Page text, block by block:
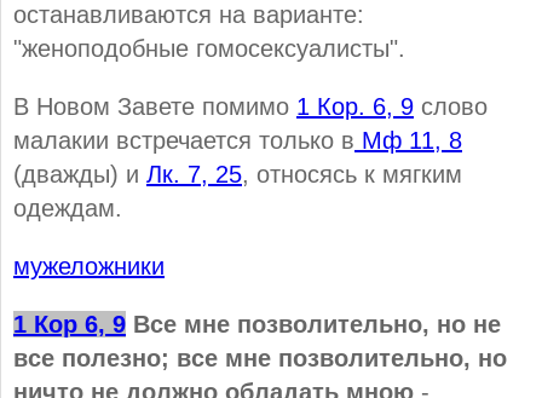
останавливаются на варианте:
"женоподобные гомосексуалисты".
В Новом Завете помимо 1 Кор. 6, 9 слово
малакии встречается только в Мф 11, 8
(дважды) и Лк. 7, 25, относясь к мягким
одеждам.
мужеложники
1 Кор 6, 9 Все мне позволительно, но не
все полезно; все мне позволительно, но
ничто не должно обладать мною -